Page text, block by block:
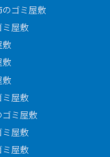
ゴミ屋敷
ミ屋敷
敷
敷
敷
ミ屋敷
ミ屋敷
ミ屋敷
ミ屋敷